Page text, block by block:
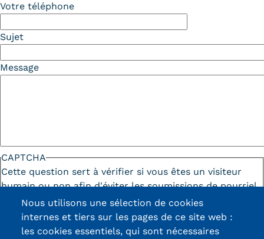
Votre téléphone
Sujet
Message
CAPTCHA
Cette question sert à vérifier si vous êtes un visiteur
humain ou non afin d'éviter les soumissions de pourriel
(spam) automatisées.
Nous utilisons une sélection de cookies
internes et tiers sur les pages de ce site web :
les cookies essentiels, qui sont nécessaires